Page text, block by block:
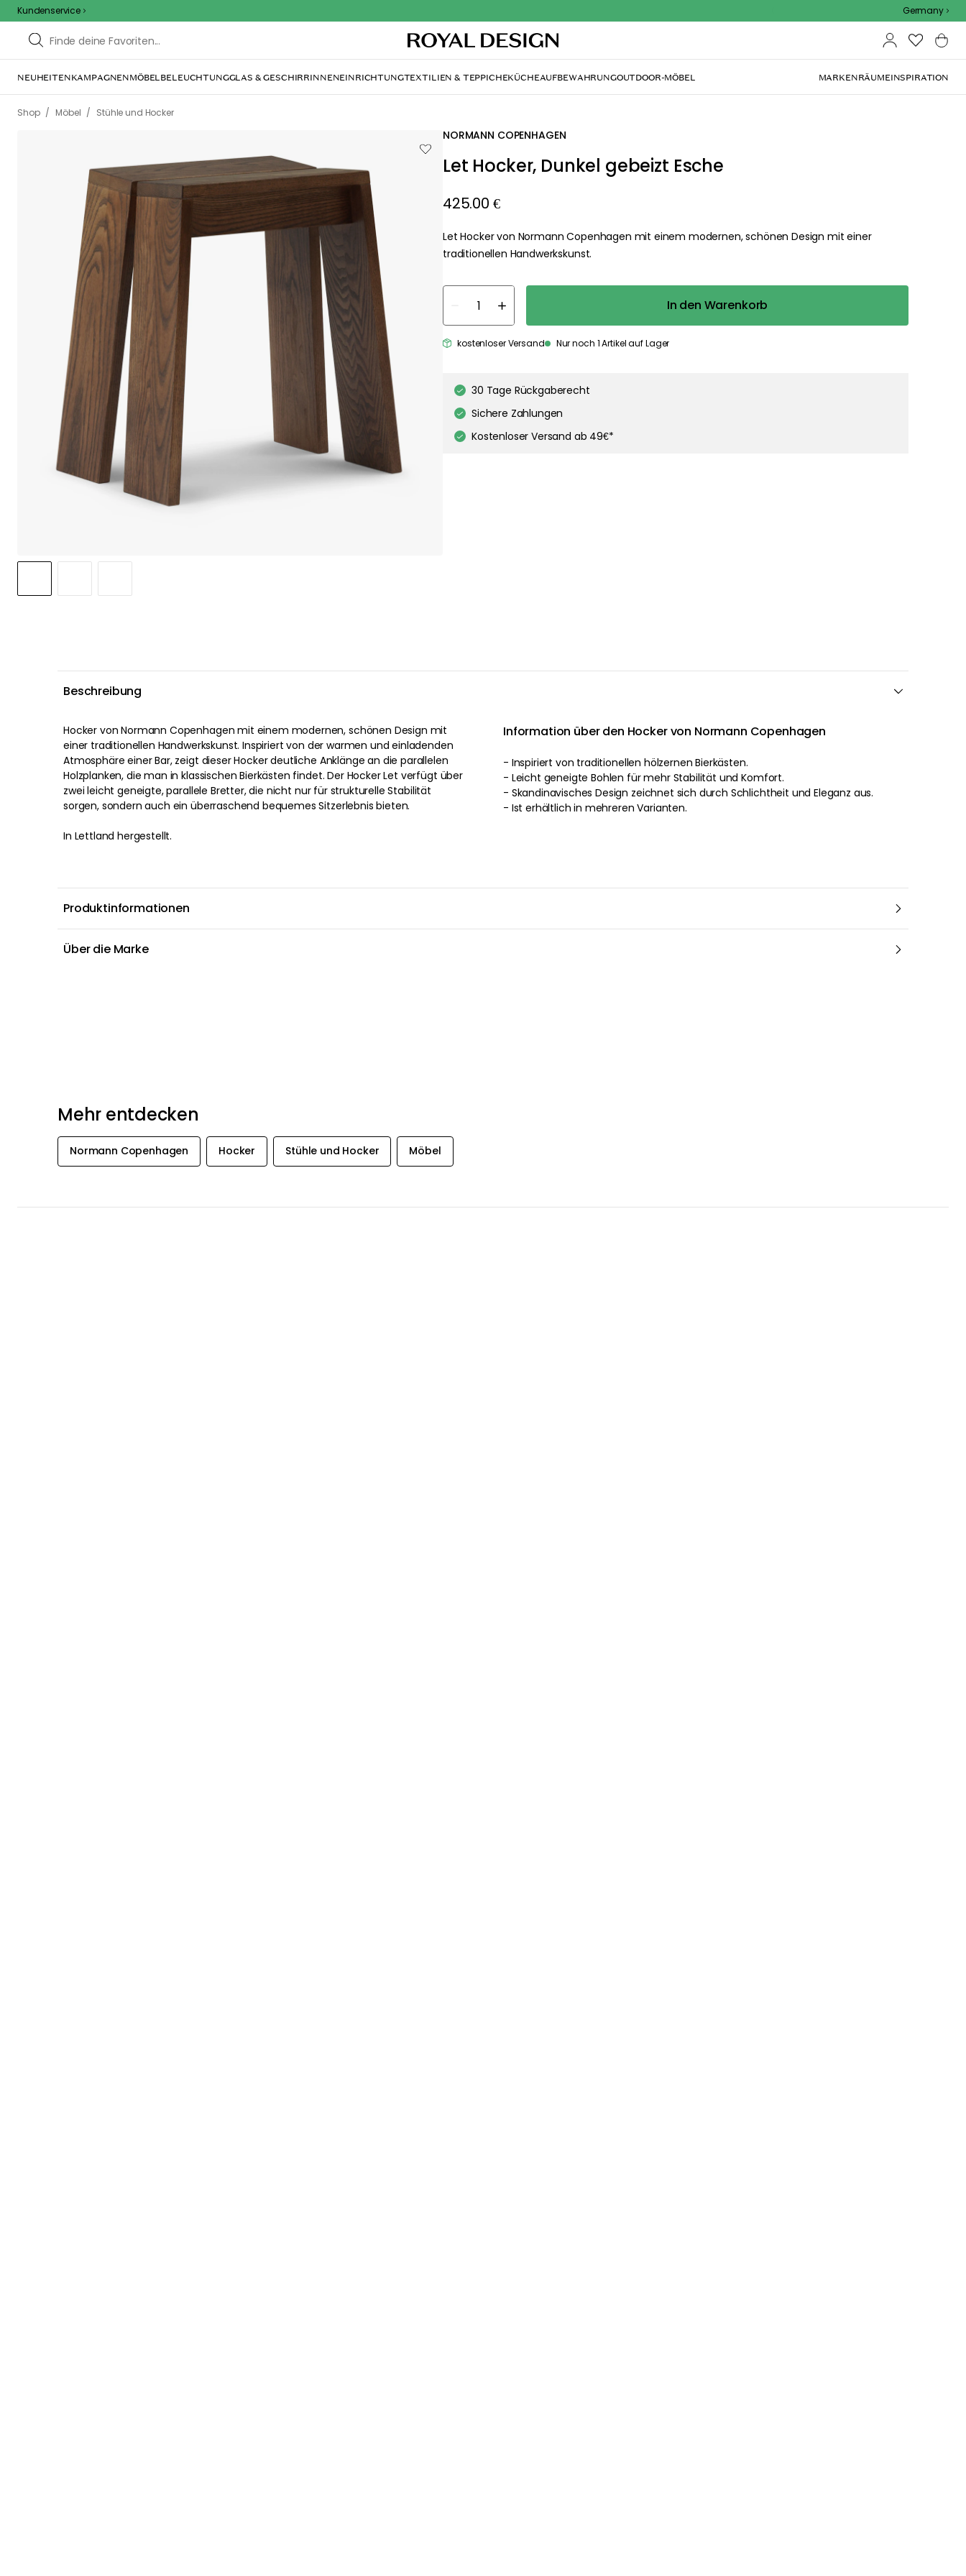
Kundenservice Outdoor Sale - 15% EXTRA rabatt mit code
Germany
NEUHEITENKAMPAGNENMÖBELBELEUCHTUNGGLAS & GESCHIRRINNENEINRICHTUNGTEXTILIEN & TEPPICHEKÜCHEAUFBEWAHRUNGOUTDOOR-MÖBEL MARKENRÄUMEINSPIRATION
Shop / Möbel / Stühle und Hocker
NORMANN COPENHAGEN
Let Hocker, Dunkel gebeizt Esche
425.00 €
Let Hocker von Normann Copenhagen mit einem modernen, schönen Design mit einer
traditionellen Handwerkskunst.
In den Warenkorb
kostenloser Versand Nur noch 1 Artikel auf Lager
30 Tage Rückgaberecht
Sichere Zahlungen
Kostenloser Versand ab 49€*
Beschreibung
Hocker von Normann Copenhagen mit einem modernen, schönen Design mit
einer traditionellen Handwerkskunst. Inspiriert von der warmen und einladenden
Atmosphäre einer Bar, zeigt dieser Hocker deutliche Anklänge an die parallelen
Holzplanken, die man in klassischen Bierkästen findet. Der Hocker Let verfügt über
zwei leicht geneigte, parallele Bretter, die nicht nur für strukturelle Stabilität
sorgen, sondern auch ein überraschend bequemes Sitzerlebnis bieten.
In Lettland hergestellt.
Information über den Hocker von Normann Copenhagen
- Inspiriert von traditionellen hölzernen Bierkästen.
- Leicht geneigte Bohlen für mehr Stabilität und Komfort.
- Skandinavisches Design zeichnet sich durch Schlichtheit und Eleganz aus.
- Ist erhältlich in mehreren Varianten.
Produktinformationen
Über die Marke
Mehr entdecken
Normann Copenhagen Hocker Stühle und Hocker Möbel